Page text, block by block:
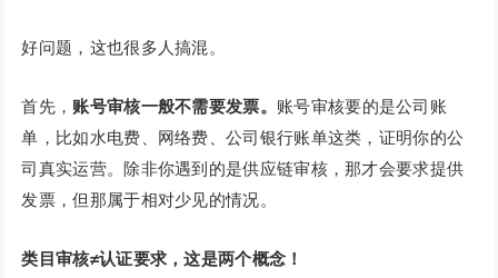
好问题，这也很多人搞混。
首先， 账号审核一般不需要发票。 账号审核要的是公司账
单，比如水电费、网络费、公司银行账单这类，证明你的公
司真实运营。除非你遇到的是供应链审核，那才会要求提供
发票，但那属于相对少见的情况。
类目审核≠认证要求 ，这是两个概念！